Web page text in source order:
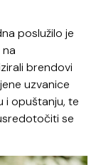
poslužilo je
brendovi
uzvanice
i opuštanju, te
se